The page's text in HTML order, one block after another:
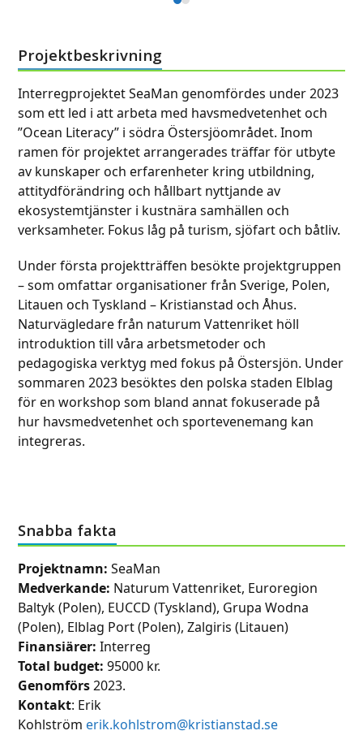
go
to
the
slide
Press
the
first
slide
Projektbeskrivning
Interregprojektet SeaMan genomfördes under 2023
som ett led i att arbeta med havsmedvetenhet och
”Ocean Literacy” i södra Östersjöområdet. Inom
ramen för projektet arrangerades träffar för utbyte
av kunskaper och erfarenheter kring utbildning,
attitydförändring och hållbart nyttjande av
ekosystemtjänster i kustnära samhällen och
verksamheter. Fokus låg på turism, sjöfart och båtliv.
Under första projektträffen besökte projektgruppen
– som omfattar organisationer från Sverige, Polen,
Litauen och Tyskland – Kristianstad och Åhus.
Naturvägledare från naturum Vattenriket höll
introduktion till våra arbetsmetoder och
pedagogiska verktyg med fokus på Östersjön. Under
sommaren 2023 besöktes den polska staden Elblag
för en workshop som bland annat fokuserade på
hur havsmedvetenhet och sportevenemang kan
integreras.
Snabba fakta
Projektnamn:SeaMan
Medverkande: Naturum Vattenriket, Euroregion
Baltyk (Polen), EUCCD (Tyskland), Grupa Wodna
(Polen), Elblag Port (Polen), Zalgiris (Litauen)
Finansiärer: Interreg
Total budget: 95000 kr.
Genomförs2023.
Kontakt: Erik
Kohlström erik.kohlstrom@kristianstad.se